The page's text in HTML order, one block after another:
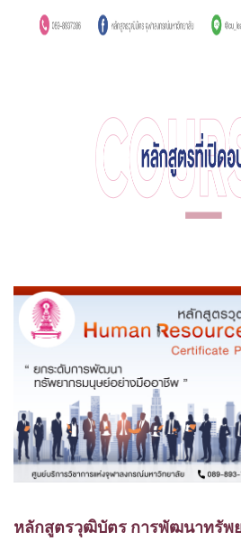
หลักสูตรวุฒิบัตร การพัฒนาทรัพ